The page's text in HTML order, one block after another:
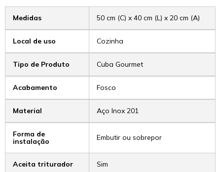
Medidas 50 cm (C) x 40 cm (L) x 20 cm (A)
Local de uso Cozinha
Tipo de Produto Cuba Gourmet
Acabamento Fosco
Material Aço Inox 201
Forma de
instalação
Embutir ou sobrepor
Aceita triturador Sim